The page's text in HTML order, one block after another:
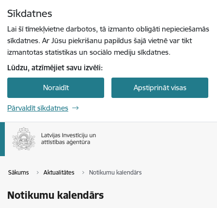
Sīkdatnes
Lai šī tīmekļvietne darbotos, tā izmanto obligāti nepieciešamās
sīkdatnes. Ar Jūsu piekrišanu papildus šajā vietnē var tikt
izmantotas statistikas un sociālo mediju sīkdatnes.
Lūdzu, atzīmējiet savu izvēli:
Noraidīt Apstiprināt visas
Pārvaldīt sīkdatnes
Sākums Aktualitātes Notikumu kalendārs
Notikumu kalendārs